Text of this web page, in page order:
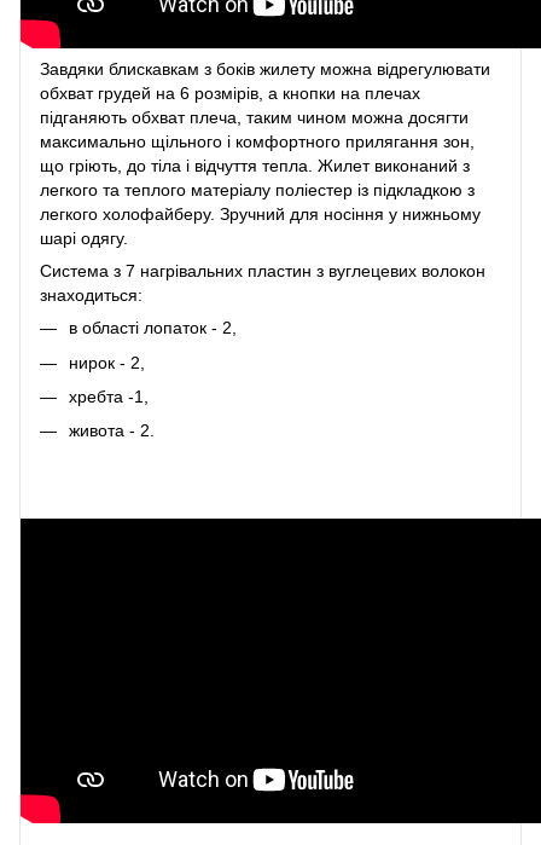
Завдяки блискавкам з боків жилету можна відрегулювати
обхват грудей на 6 розмірів, а кнопки на плечах
підганяють обхват плеча, таким чином можна досягти
максимально щільного і комфортного прилягання зон,
що гріють, до тіла і відчуття тепла. Жилет виконаний з
легкого та теплого матеріалу поліестер із підкладкою з
легкого холофайберу. Зручний для носіння у нижньому
шарі одягу.
Система з 7 нагрівальних пластин з вуглецевих волокон
знаходиться:
в області лопаток - 2,
нирок - 2,
хребта -1,
живота - 2.